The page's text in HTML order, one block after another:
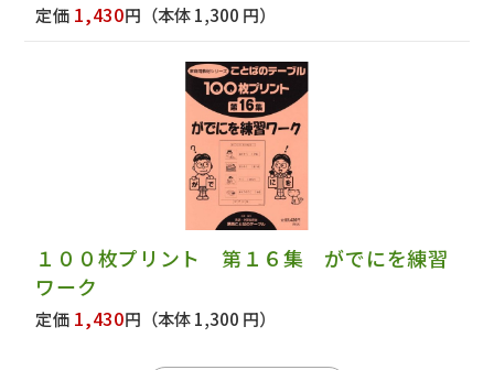
定価 1,430円 （本体 1,300 円）
１００枚プリント 第１６集 がでにを練習
ワーク
定価 1,430円 （本体 1,300 円）